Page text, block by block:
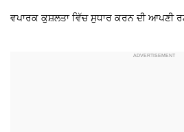
ਵਪਾਰਕ ਕੁਸ਼ਲਤਾ ਵਿੱਚ ਸੁਧਾਰ ਕਰਨ ਦੀ ਆਪਣੀ